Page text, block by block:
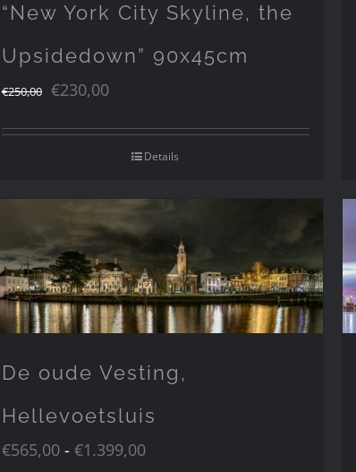
“New York City Skyline, the
Upsidedown” 90x45cm
€250,00 Oorspronkelijke
was:
€230,00Huidige
is:
€230,00.
Details
De oude Vesting,
Hellevoetsluis
€565,00 - €1.399,00Prijsklasse: